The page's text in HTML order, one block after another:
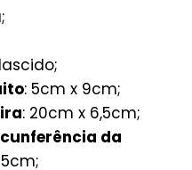
: 5cm x 9cm;
: 20cm x 6,5cm;
da